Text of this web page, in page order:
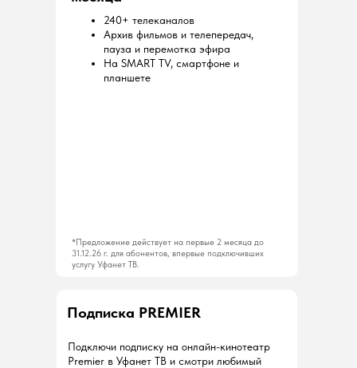
Подписка PREMIER
*Предложение действует на первые 2 месяца до
31.12.26 г. для абонентов, впервые подключивших
услугу Уфанет ТВ.
Подключи подписку на онлайн-кинотеатр
Premier в Уфанет ТВ и смотри любимый
240+ телеканалов
Архив фильмов и телепередач,
пауза и перемотка эфира
На SMART TV, смартфоне и
планшете